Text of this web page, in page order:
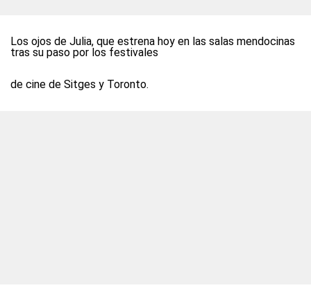
Los ojos de Julia, que estrena hoy en las salas mendocinas
tras su paso por los festivales
de cine de Sitges y Toronto.